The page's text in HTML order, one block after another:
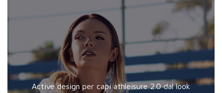
Active design per capi athleisure 2.0 dal look